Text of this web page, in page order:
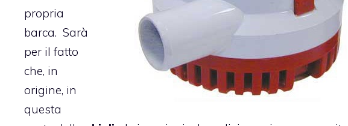
propria
barca. Sarà
per il fatto
che, in
origine, in
questa